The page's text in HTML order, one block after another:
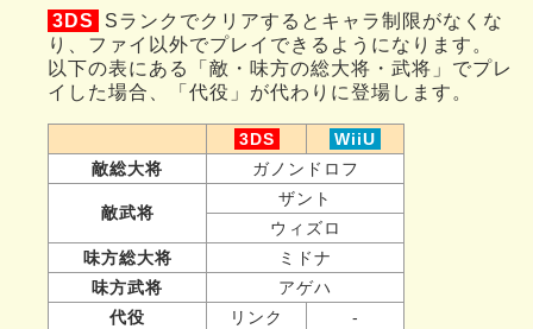
3DS
Sランクでクリアするとキャラ制限がなくな
り、ファイ以外でプレイできるようになります。
以下の表にある「敵・味方の総大将・武将」でプレ
イした場合、「代役」が代わりに登場します。
3DS
WiiU
敵総大将
ガノンドロフ
敵武将
ザント
ウィズロ
味方総大将
ミドナ
味方武将
アゲハ
代役
リンク -